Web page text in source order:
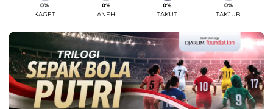
0%
KAGET
0%
ANEH
0%
TAKUT
0%
TAKJUB